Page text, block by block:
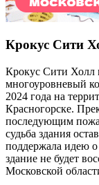
Крокус Сити
Крокус Сити
многоуровневый
2024 года на
Красногорске.
последующим
судьба здания
поддержала идею
здание не будет
Московской